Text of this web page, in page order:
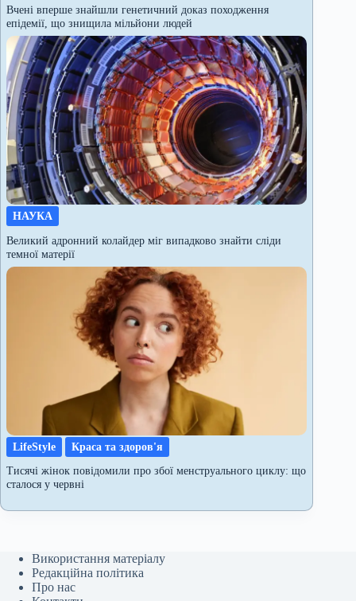
Вчені вперше знайшли генетичний доказ походження
епідемії, що знищила мільйони людей
НАУКА
Великий адронний колайдер міг випадково знайти сліди
темної матерії
LifeStyle
Краса та здоров'я
Тисячі жінок повідомили про збої менструального циклу: що
сталося у червні
Використання матеріалу
Редакційна політика
Про нас